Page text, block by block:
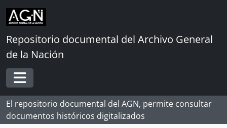
Skip to main content
Repositorio documental del Archivo General
de la Nación
Toggle navigation
El repositorio documental del AGN, permite consultar
documentos históricos digitalizados